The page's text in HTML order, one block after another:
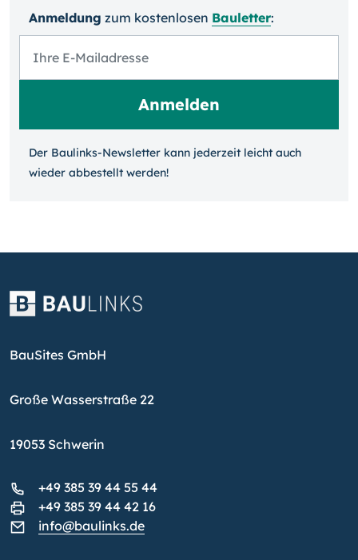
Anmeldung zum kosten­losen Bauletter:
Der Baulinks-Newsletter kann jeder­zeit leicht auch
wieder ab­bestellt werden!
BauSites GmbH
Große Wasserstraße 22
19053 Schwerin
+49 385 39 44 55 44
+49 385 39 44 42 16
info@baulinks.de